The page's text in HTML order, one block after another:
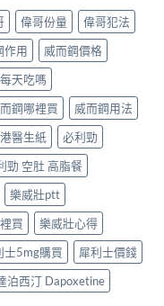
偉哥份量
偉哥犯法
作用
威而鋼價格
天吃嗎
鋼哪裡買
威而鋼用法
醫生紙
必利勁
勁 空肚 高脂餐
樂威壯ptt
買
樂威壯心得
士5mg購買
犀利士價錢
泊西汀 Dapoxetine